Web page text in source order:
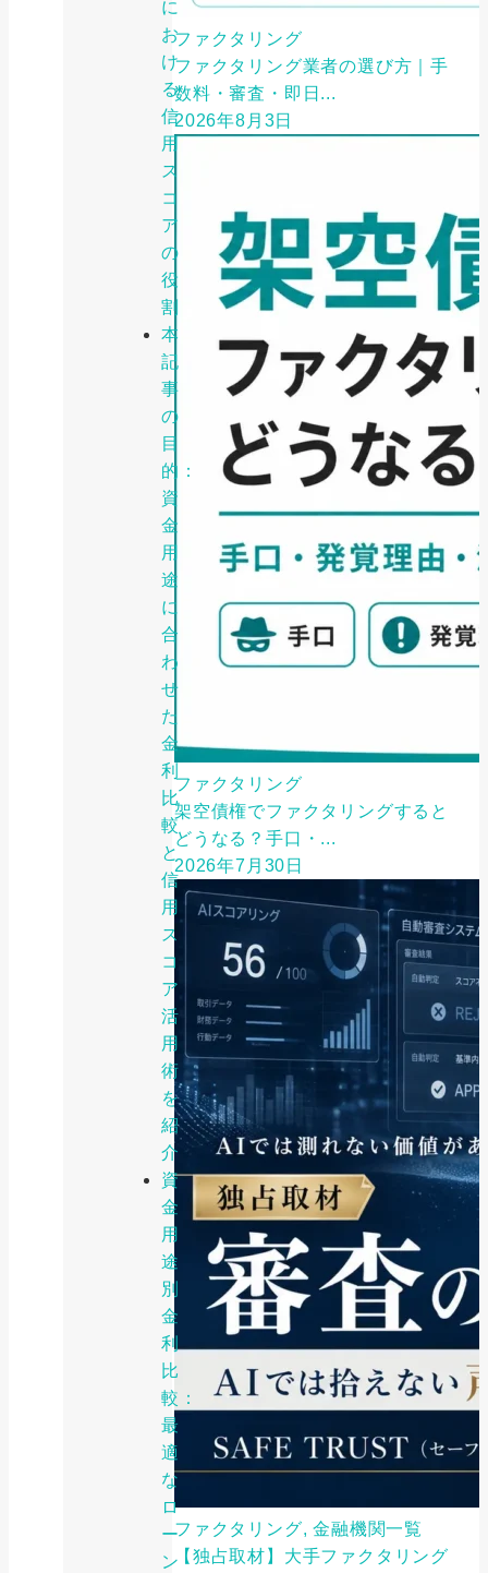
に
お
け
る
信
用
ス
コ
ア
の
役
割
本
記
事
の
目
的：
資
金
用
途
に
合
わ
せ
た
金
利
比
較
と
信
用
ス
コ
ア
活
用
術
を
紹
介
資
金
用
途
別
金
利
比
較：
最
適
な
ロ
ー
ン
ファクタリング
ファクタリング業者の選び方｜手
数料・審査・即日...
2026年8月3日
ファクタリング
架空債権でファクタリングすると
どうなる？手口・...
2026年7月30日
ファクタリング, 金融機関一覧
【独占取材】大手ファクタリング